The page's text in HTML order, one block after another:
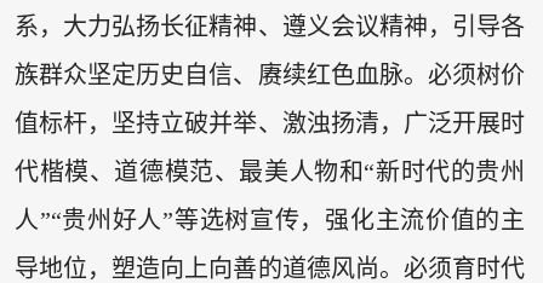
系，大力弘扬长征精神、遵义会议精神，引导各
族群众坚定历史自信、赓续红色血脉。必须树价
值标杆，坚持立破并举、激浊扬清，广泛开展时
代楷模、道德模范、最美人物和“新时代的贵州
人”“贵州好人”等选树宣传，强化主流价值的主
导地位，塑造向上向善的道德风尚。必须育时代